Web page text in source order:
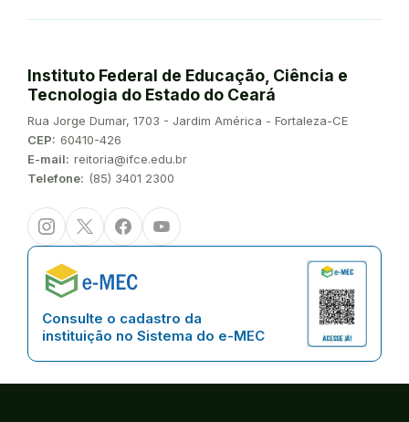
Instituto Federal de Educação, Ciência e
Tecnologia do Estado do Ceará
Endereço:
Rua Jorge Dumar, 1703 - Jardim América - Fortaleza-CE
CEP: 60410-426
E-mail: reitoria@ifce.edu.br
Telefone: (85) 3401 2300
InstagramTwitter/XFacebookYoutube
Consulte o cadastro da
instituição no Sistema do e-MEC